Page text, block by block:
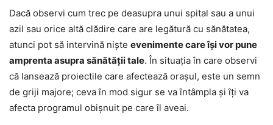
Dacă observi cum trec pe deasupra unui spital sau a unui
azil sau orice altă clădire care are legătură cu sănătatea,
atunci pot să intervină niște evenimente care își vor pune
amprenta asupra sănătății tale. În situația în care observi
că lansează proiectile care afectează orașul, este un semn
de griji majore; ceva în mod sigur se va întâmpla și îți va
afecta programul obișnuit pe care îl aveai.